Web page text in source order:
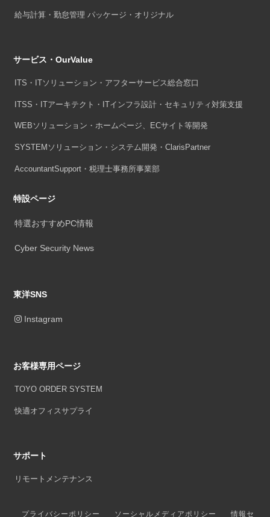
給与計算・勤怠管理 パッケージ・オリジナル
サービス・OurValue
ITS・ITソリューション・アフターサービス総合窓口
ITSS・ITアーキテクト・ITインフラ設計・セキュリティ対策支援
WEBソリューション・ホームページ、ECサイト等開発
SYSTEMソリューション・システム開発・ClarisPartner
AccountantSupport・税理士事務所事業部
特設ページ
特選おすすめPC情報
Cyber Security News
東洋SNS
Instagram
お客様専用ページ
TOYO ORDER SYSTEM
快適オフィスサプライ
サポート
リモートメンテナンス
プライバシーポリシー ソーシャルメディアポリシー 情報セ